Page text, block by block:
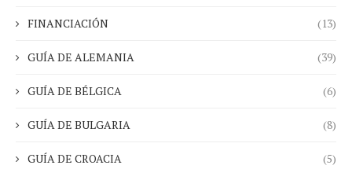
FINANCIACIÓN (13)
GUÍA DE ALEMANIA (39)
GUÍA DE BÉLGICA (6)
GUÍA DE BULGARIA (8)
GUÍA DE CROACIA (5)